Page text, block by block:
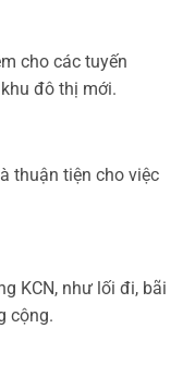
cho các tuyến
đô thị mới.
thuận tiện cho việc
KCN, như lối đi, bãi
cộng.